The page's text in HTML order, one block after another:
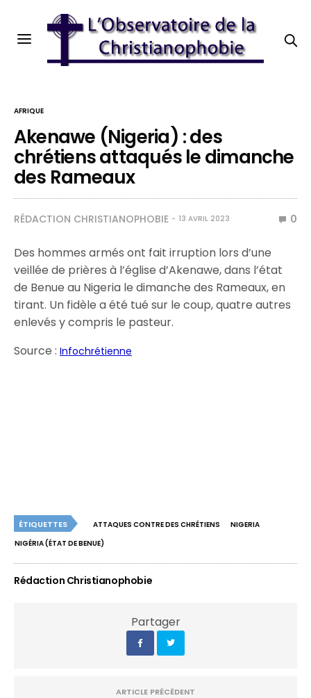
AFRIQUE
Akenawe (Nigeria) : des
chrétiens attaqués le dimanche
des Rameaux
RÉDACTION CHRISTIANOPHOBIE 13 AVRIL 2023 0
Des hommes armés ont fait irruption lors d’une
veillée de prières à l’église d’Akenawe, dans l’état
de Benue au Nigeria le dimanche des Rameaux, en
tirant. Un fidèle a été tué sur le coup, quatre autres
enlevés y compris le pasteur.
Source :Infochrétienne
ÉTIQUETTES ATTAQUES CONTRE DES CHRÉTIENS
NIGERIA
NIGÉRIA (ÉTAT DE BENUE)
Rédaction Christianophobie
Partager
ARTICLE PRÉCÉDENT